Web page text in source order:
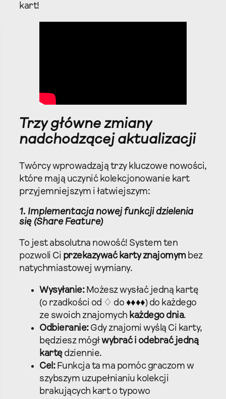
kart!
Trzy główne zmiany
nadchodzącej aktualizacji
Twórcy wprowadzają trzy kluczowe nowości,
które mają uczynić kolekcjonowanie kart
przyjemniejszym i łatwiejszym:
1. Implementacja nowej funkcji dzielenia
się (Share Feature)
To jest absolutna nowość! System ten
pozwoli Ci przekazywać karty znajomymbez
natychmiastowej wymiany.
Wysyłanie:Możesz wysłać jedną kartę
(o rzadkości od ♢ do ♦♦♦♦) do każdego
ze swoich znajomych każdego dnia.
Odbieranie:Gdy znajomi wyślą Ci karty,
będziesz mógłwybrać i odebrać jedną
kartędziennie.
Cel:Funkcja ta ma pomóc graczom w
szybszym uzupełnianiu kolekcji
brakujących kart o typowo